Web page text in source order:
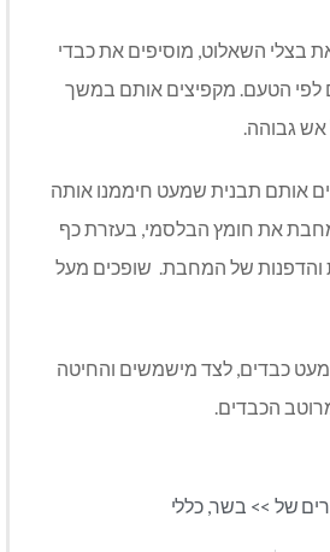
בצלי השאלוט, מוסיפים את כבדי
לפי הטעם. מקפיצים אותם במשך
גבוהה.
אותם תבנית שמעט חיממנו אותה
את חומץ הבלסמי, בעזרת כף
של המחבת. שופכים מעל
כבדים, לצד מישמשים והחיטה
הכבדים.
של >> בשר,כללי